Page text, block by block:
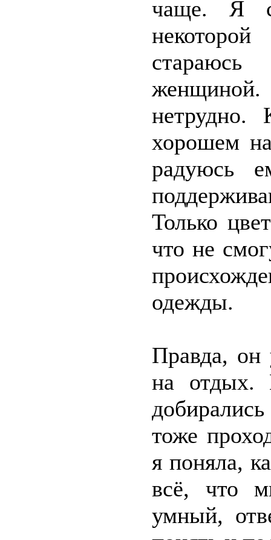
чаще. Я
нетрудно.
хорошем
радуюсь
Только
что не
одежды.
Правда, он
на отдых.
тоже
я поняла,
всё, что
умный,